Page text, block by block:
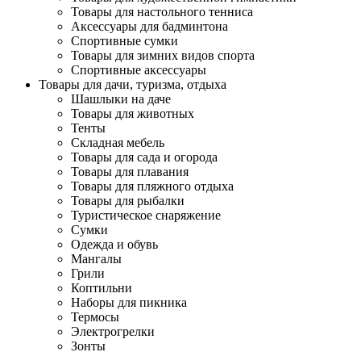
Товары для настольного тенниса
Аксессуары для бадминтона
Спортивные сумки
Товары для зимних видов спорта
Спортивные аксессуары
Товары для дачи, туризма, отдыха
Шашлыки на даче
Товары для животных
Тенты
Складная мебель
Товары для сада и огорода
Товары для плавания
Товары для пляжного отдыха
Товары для рыбалки
Туристическое снаряжение
Сумки
Одежда и обувь
Мангалы
Грили
Коптильни
Наборы для пикника
Термосы
Электрогрелки
Зонты